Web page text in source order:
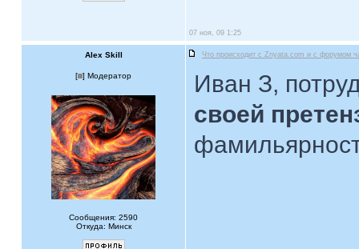
07 ноя, 09 1:25
Alex Skill Что происходит с Znyata.com и с форумом
[ ] Модератор
Сообщения: 2590
Откуда: Минск
Иван З,
своей